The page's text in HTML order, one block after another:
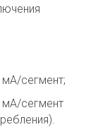
мА/сегмент;
мА/сегмент